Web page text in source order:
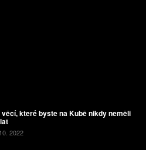
věcí, které byste na Kubě nikdy neměli
2022